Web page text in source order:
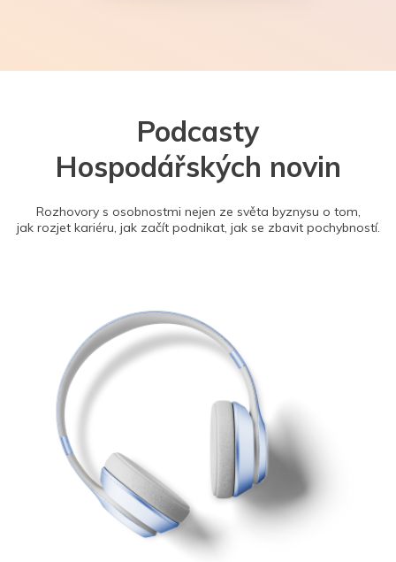
Podcasty
Hospodářských novin
Rozhovory s osobnostmi nejen ze světa byznysu o tom,
jak rozjet kariéru, jak začít podnikat, jak se zbavit pochybností.